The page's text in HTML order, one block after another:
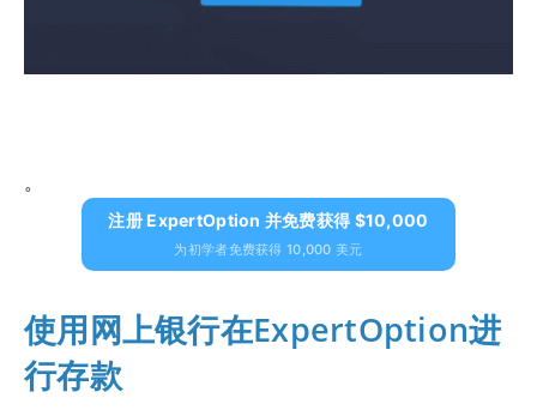
。
注册 ExpertOption 并免费获得 $10,000
为初学者免费获得 10,000 美元
使用网上银行在ExpertOption进
行存款